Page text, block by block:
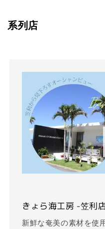
系列店
きょら海工房 -笠利
新鮮な奄美の素材を使